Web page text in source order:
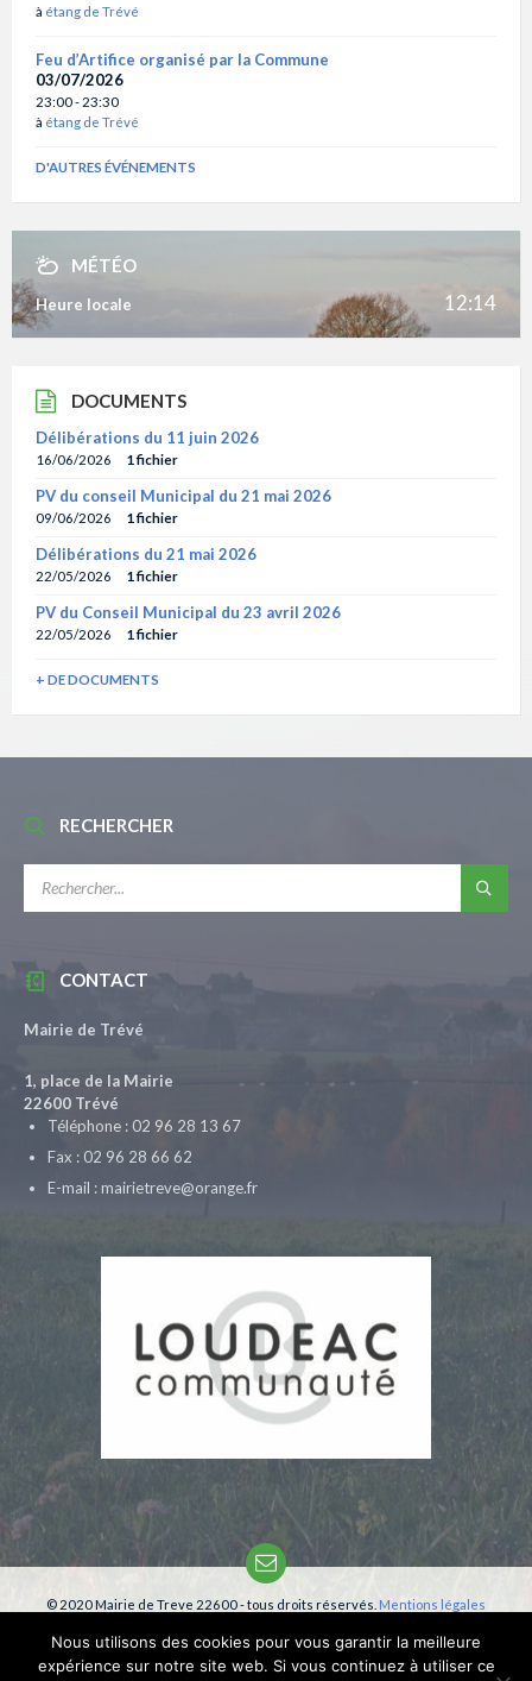
à étang de Trévé
Feu d’Artifice organisé par la Commune
03/07/2026
23:00 - 23:30
à étang de Trévé
D'AUTRES ÉVÉNEMENTS
MÉTÉO
Heure locale 12:14
DOCUMENTS
Délibérations du 11 juin 2026
16/06/2026 1 fichier
PV du conseil Municipal du 21 mai 2026
09/06/2026 1 fichier
Délibérations du 21 mai 2026
22/05/2026 1 fichier
PV du Conseil Municipal du 23 avril 2026
22/05/2026 1 fichier
+ DE DOCUMENTS
RECHERCHER
CONTACT
Mairie de Trévé
1, place de la Mairie
22600 Trévé
Téléphone : 02 96 28 13 67
Fax : 02 96 28 66 62
E-mail : mairietreve@orange.fr
Email
© 2020 Mairie de Treve 22600 - tous droits réservés. Mentions légales
Nous utilisons des cookies pour vous garantir la meilleure
expérience sur notre site web. Si vous continuez à utiliser ce